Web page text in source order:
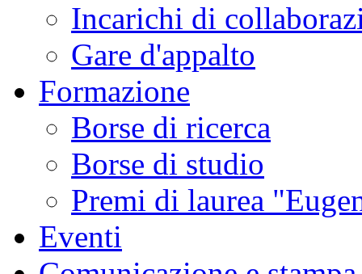
Incarichi di
Gare d'appalto
Formazione
Borse di ricerca
Borse di studio
Premi di laurea
Eventi